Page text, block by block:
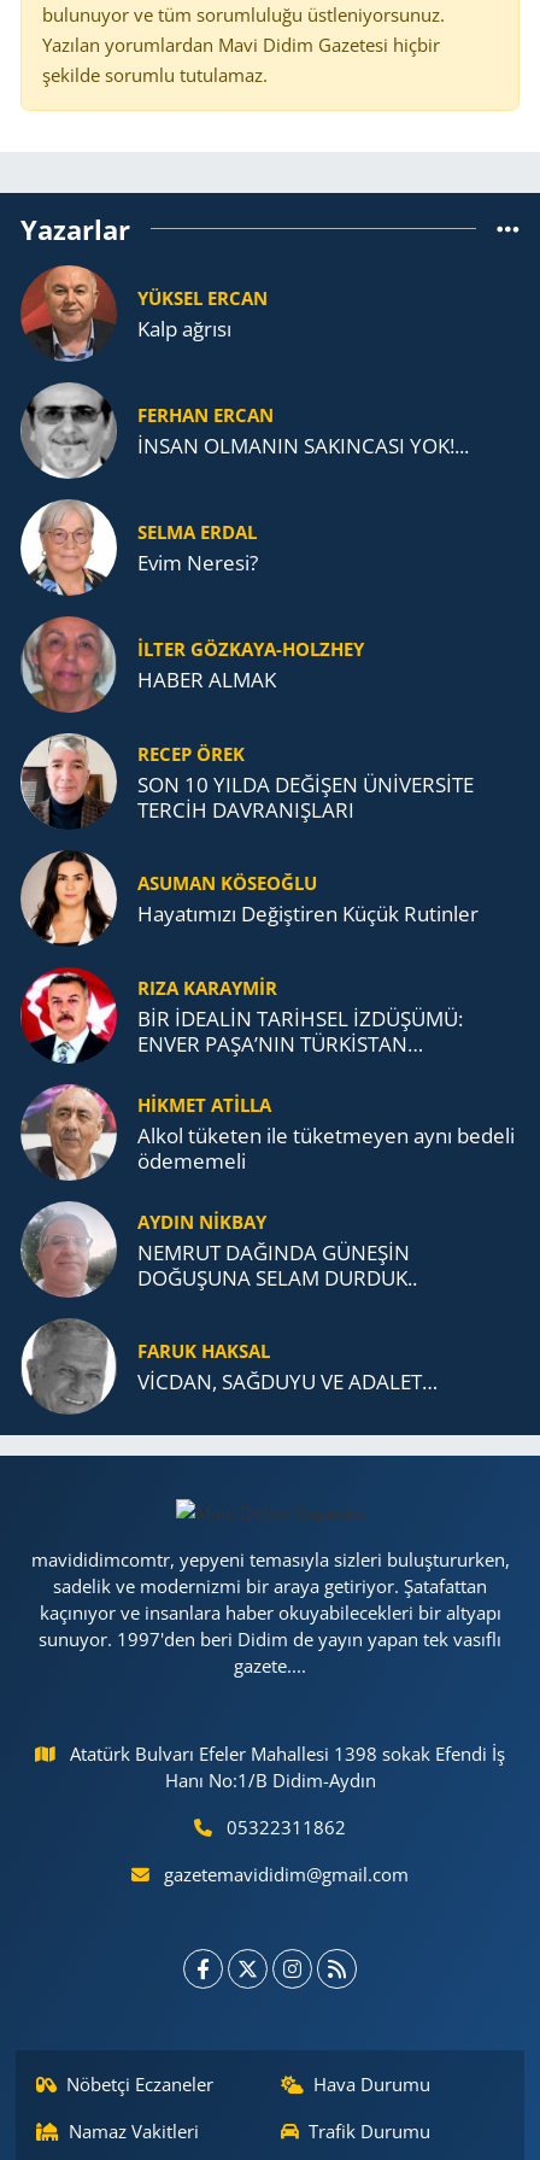
bulunuyor ve tüm sorumluluğu üstleniyorsunuz.
Yazılan yorumlardan Mavi Didim Gazetesi hiçbir
şekilde sorumlu tutulamaz.
Yazarlar
YÜKSEL ERCAN
Kalp ağrısı
FERHAN ERCAN
İNSAN OLMANIN SAKINCASI YOK!...
SELMA ERDAL
Evim Neresi?
İLTER GÖZKAYA-HOLZHEY
HABER ALMAK
RECEP ÖREK
SON 10 YILDA DEĞİŞEN ÜNİVERSİTE
TERCİH DAVRANIŞLARI
ASUMAN KÖSEOĞLU
Ha­ya­tı­mı­zı De­ğiş­ti­ren Küçük Ru­tin­ler
RIZA KARAYMIR
BİR İDEALİN TARİHSEL İZDÜŞÜMÜ:
ENVER PAŞA’NIN TÜRKİSTAN
TEŞKİLATI’NA UZANAN MİRASI
HİKMET ATİLLA
Alkol tü­ke­ten ile tü­ket­me­yen aynı be­de­li
öde­me­me­li
AYDIN NİKBAY
NEMRUT DAĞINDA GÜNEŞİN
DOĞUŞUNA SELAM DURDUK..
FARUK HAKSAL
VİCDAN, SAĞ­DU­YU VE ADA­LET…
mavididimcomtr, yepyeni temasıyla sizleri buluştururken,
sadelik ve modernizmi bir araya getiriyor. Şatafattan
kaçınıyor ve insanlara haber okuyabilecekleri bir altyapı
sunuyor. 1997'den beri Didim de yayın yapan tek vasıflı
gazete....
Atatürk Bulvarı Efeler Mahallesi 1398 sokak Efendi İş
Hanı No:1/B Didim-Aydın
05322311862
gazetemavididim@gmail.com
Nöbetçi Eczaneler
Hava Durumu
Namaz Vakitleri
Trafik Durumu